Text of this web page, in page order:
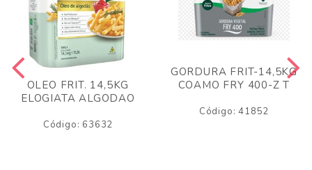
OLEO FRIT. 14,5KG
ELOGIATA ALGODAO
Código: 63632
GORDURA FRIT-14,5KG
COAMO FRY 400-Z T
Código: 41852